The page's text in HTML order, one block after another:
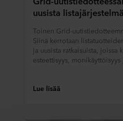
uusista
Toinen Grid-
Siinä kerrotaan
ja uusista ratkaisuista, joissa
esteettisyys,
Lue lisää